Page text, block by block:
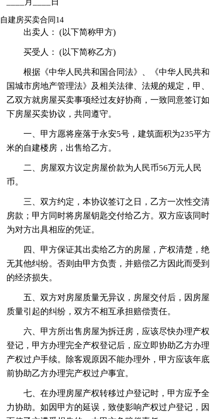
自建房买卖合同14
出卖人： (以下简称甲方)
买受人： (以下简称乙方)
根据《中华人民共和国合同法》、《中华人民共和
国城市房地产管理法》及相关法律、法规的规定，甲、
乙双方就房屋买卖事项经过友好协商，一致同意签订如
下房屋买卖协议，共同遵守。
一、甲方愿将座落于永安5号，建筑面积为235平方
米的自建楼房，出售给乙方。
二、房屋双方议定房屋价款为人民币56万元人民
币。
三、双方约定，本协议签订之日，乙方一次性交清
房款；甲方同时将房屋钥匙交付给乙方。双方应该同时
为对方出具相应的凭证。
四、甲方保证其出卖给乙方的房屋，产权清楚，绝
无其他纠纷。否则由甲方负责，并赔偿乙方因此而受到
的经济损失。
五、双方对房屋质量无异议，房屋交付后，因房屋
质量引起的纠纷，双方不相互承担赔偿责任。
六、甲方所出售房屋为拆迁房，应该尽快办理产权
登记，甲方办理完全产权登记后，应立即协助乙方办理
产权过户手续。除客观原因不能办理外，甲方应该年底
前协助乙方办理完产权过户事宜。
七、在办理房屋产权转移过户登记时，甲方应予全
力协助。如因甲方的延误，致使影响产权过户登记，因